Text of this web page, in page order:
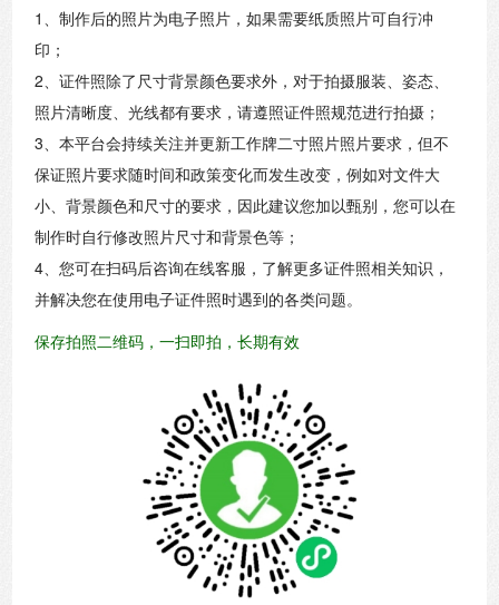
1、制作后的照片为电子照片，如果需要纸质照片可自行冲
印；
2、证件照除了尺寸背景颜色要求外，对于拍摄服装、姿态、
照片清晰度、光线都有要求，请遵照证件照规范进行拍摄；
3、本平台会持续关注并更新工作牌二寸照片照片要求，但不
保证照片要求随时间和政策变化而发生改变，例如对文件大
小、背景颜色和尺寸的要求，因此建议您加以甄别，您可以在
制作时自行修改照片尺寸和背景色等；
4、您可在扫码后咨询在线客服，了解更多证件照相关知识，
并解决您在使用电子证件照时遇到的各类问题。
保存拍照二维码，一扫即拍，长期有效